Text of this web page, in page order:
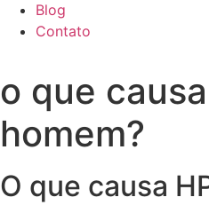
Blog
Contato
o que
homem?
O que causa